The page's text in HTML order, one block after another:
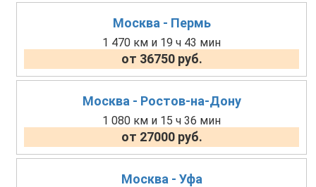
Москва - Пермь
1 470 км и 19 ч 43 мин
от 36750 руб.
Москва - Ростов-на-Дону
1 080 км и 15 ч 36 мин
от 27000 руб.
Москва - Уфа